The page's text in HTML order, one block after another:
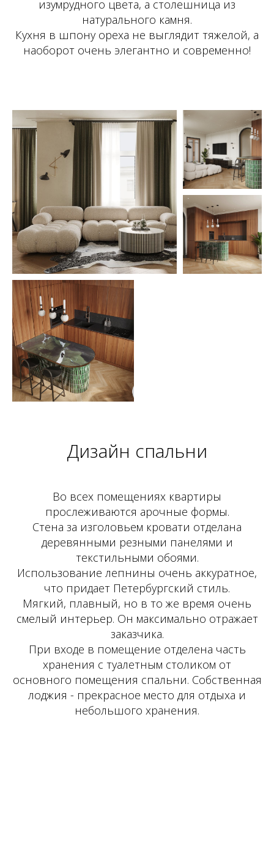
изумрудного цвета, а столешница из
натурального камня.
Кухня в шпону ореха не выглядит тяжелой, а
наоборот очень элегантно и современно!
Дизайн спальни
Во всех помещениях квартиры
прослеживаются арочные формы.
Стена за изголовьем кровати отделана
деревянными резными панелями и
текстильными обоями.
Использование лепнины очень аккуратное,
что придает Петербургский стиль.
Мягкий, плавный, но в то же время очень
смелый интерьер. Он максимально отражает
заказчика.
При входе в помещение отделена часть
хранения с туалетным столиком от
основного помещения спальни. Собственная
лоджия - прекрасное место для отдыха и
небольшого хранения.